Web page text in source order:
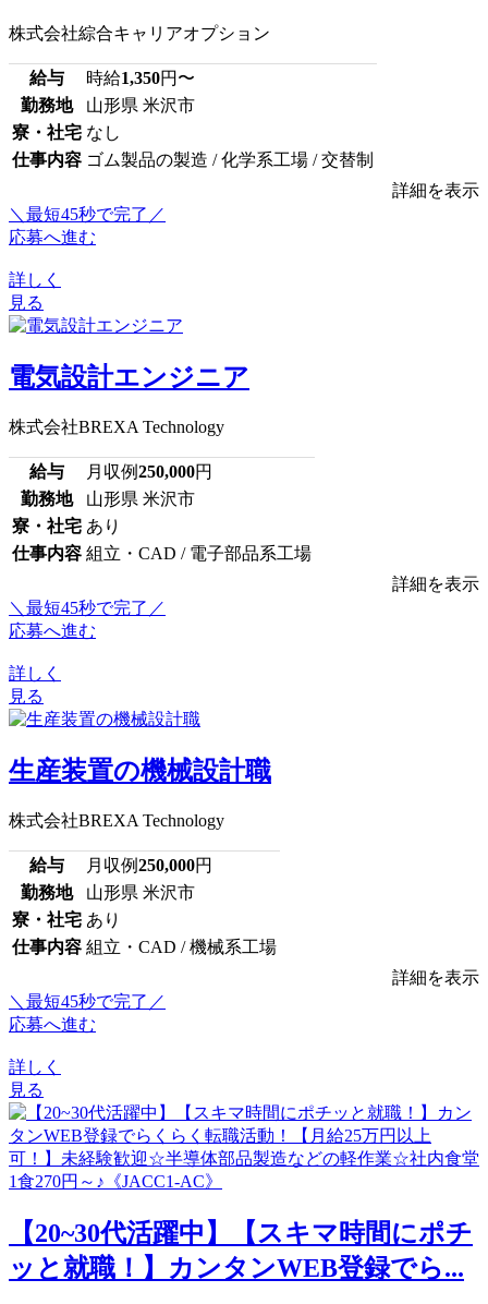
株式会社綜合キャリアオプション
給与 時給1,350円〜
勤務地
山形県 米沢市
寮・社宅 なし
仕事内容 ゴム製品の製造 / 化学系工場 / 交替制
詳細を表示
＼最短45秒で完了／
応募へ進む
詳しく
見る
電気設計エンジニア
株式会社BREXA Technology
給与 月収例250,000円
勤務地
山形県 米沢市
寮・社宅 あり
仕事内容 組立・CAD / 電子部品系工場
詳細を表示
＼最短45秒で完了／
応募へ進む
詳しく
見る
生産装置の機械設計職
株式会社BREXA Technology
給与 月収例250,000円
勤務地
山形県 米沢市
寮・社宅 あり
仕事内容 組立・CAD / 機械系工場
詳細を表示
＼最短45秒で完了／
応募へ進む
詳しく
見る
【20~30代活躍中】【スキマ時間にポチ
ッと就職！】カンタンWEB登録でら...